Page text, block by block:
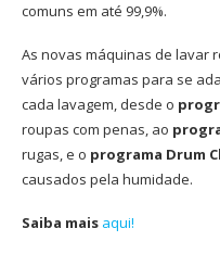
comuns em até 99,9%.
As novas máquinas de lavar
vários programas para se
cada lavagem, desde o
roupas com penas, ao
rugas, e o programa Drum
causados ​​pela humidade.
Saiba mais aqui!